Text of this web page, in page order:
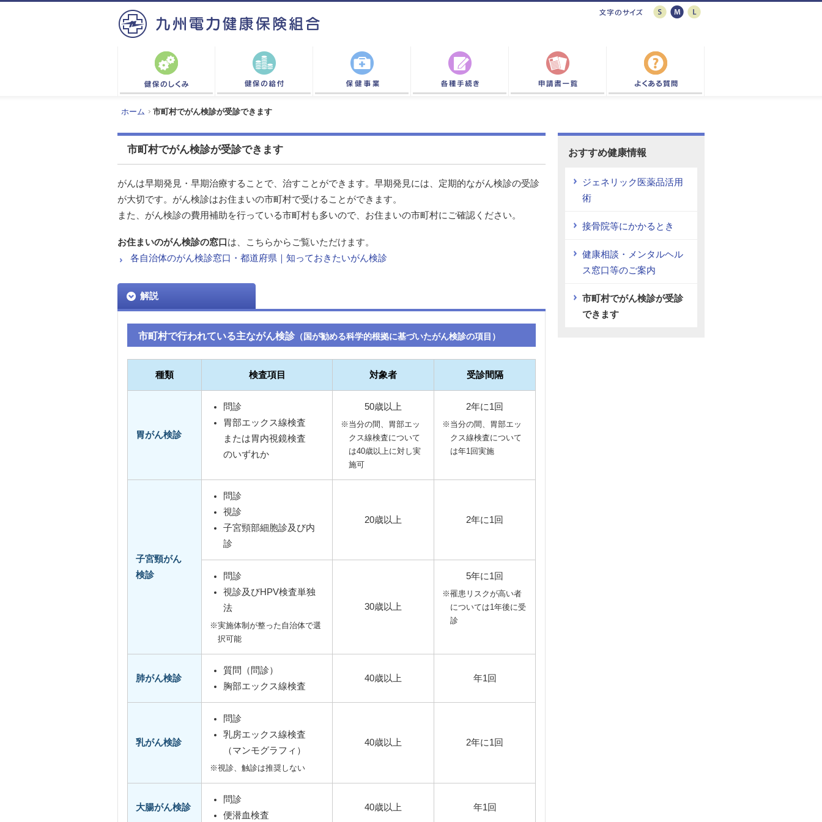
ホーム 市町村でがん検診が受診できます
市町村でがん検診が受診できます
がんは早期発見・早期治療することで、治すことができます。早期発見には、定期的ながん検診の受診
が大切です。がん検診はお住まいの市町村で受けることができます。
また、がん検診の費用補助を行っている市町村も多いので、お住まいの市町村にご確認ください。
お住まいのがん検診の窓口 は、こちらからご覧いただけます。
各自治体のがん検診窓口・都道府県｜知っておきたいがん検診
解説
市町村で行われている主ながん検診（国が勧める科学的根拠に基づいたがん検診の項目）
種類 検査項目 対象者 受診間隔
胃がん検診
問診
胃部エックス線検査
または胃内視鏡検査
のいずれか
50歳以上
※当分の間、胃部エッ
クス線検査について
は40歳以上に対し実
施可
2年に1回
※当分の間、胃部エッ
クス線検査について
は年1回実施
子宮頸がん
検診
問診
視診
子宮頸部細胞診及び内
診
20歳以上 2年に1回
問診
視診及びHPV検査単独
法
※実施体制が整った自治体で選
択可能
30歳以上
5年に1回
※罹患リスクが高い者
については1年後に受
診
肺がん検診
質問（問診）
胸部エックス線検査
40歳以上 年1回
乳がん検診
問診
乳房エックス線検査
（マンモグラフィ）
※視診、触診は推奨しない
40歳以上 2年に1回
大腸がん検診
問診
便潜血検査
40歳以上 年1回
おすすめ健康情報
ジェネリック医薬品活用
術
接骨院等にかかるとき
健康相談・メンタルヘル
ス窓口等のご案内
市町村でがん検診が受診
できます